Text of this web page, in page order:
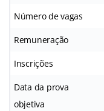
Número de vagas
Remuneração
Inscrições
Data da prova
objetiva